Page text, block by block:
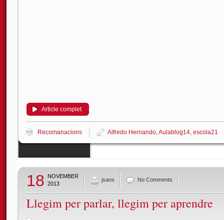
Article complet
Recomanacions Alfredo Hernando,Aulablog14, escola21
18
NOVEMBER
2013
jsans No Comments
Llegim per parlar, llegim per aprendre